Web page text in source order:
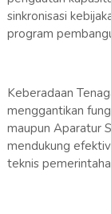
sinkronisasi
program
Keberadaan
menggantikan
maupun Aparatur
mendukung
teknis